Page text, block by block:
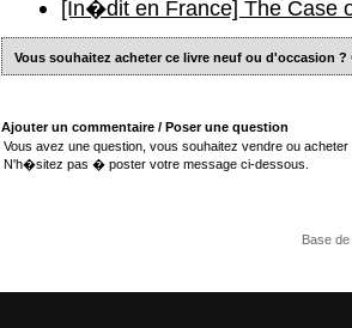
[In�dit en France] The Case
Vous souhaitez acheter ce livre neuf ou d'occasion ?
Ajouter un commentaire / Poser une question
Vous avez une question, vous souhaitez vendre ou
N'h�sitez pas � poster votre message ci-dessous.
Base